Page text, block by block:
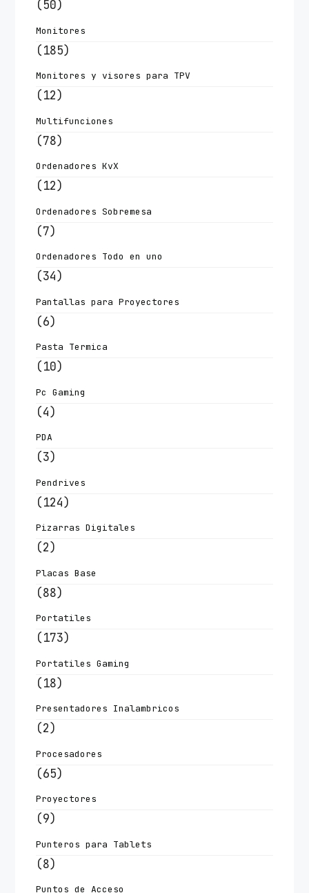
(50)
Monitores
(185)
Monitores y visores para TPV
(12)
Multifunciones
(78)
Ordenadores KvX
(12)
Ordenadores Sobremesa
(7)
Ordenadores Todo en uno
(34)
Pantallas para Proyectores
(6)
Pasta Termica
(10)
Pc Gaming
(4)
PDA
(3)
Pendrives
(124)
Pizarras Digitales
(2)
Placas Base
(88)
Portatiles
(173)
Portatiles Gaming
(18)
Presentadores Inalambricos
(2)
Procesadores
(65)
Proyectores
(9)
Punteros para Tablets
(8)
Puntos de Acceso